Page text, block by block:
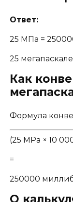
Ответ:
25 МПа =
25
Как
Формула
(25 MPa × 10
=
250000
О